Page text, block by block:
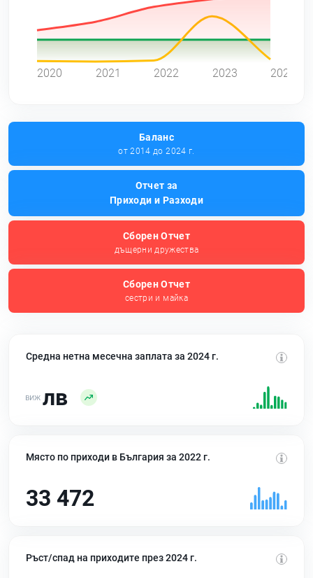
2020 2021 2022 2023 2024
Баланс
от 2014 до 2024 г.
Отчет за
Приходи и Разходи
Сборен Отчет
дъщерни дружества
Сборен Отчет
сестри и майка
Средна нетна месечна заплата за 2024 г.
лв
Място по приходи в България за 2022 г.
33 472
Ръст/спад на приходите през 2024 г.